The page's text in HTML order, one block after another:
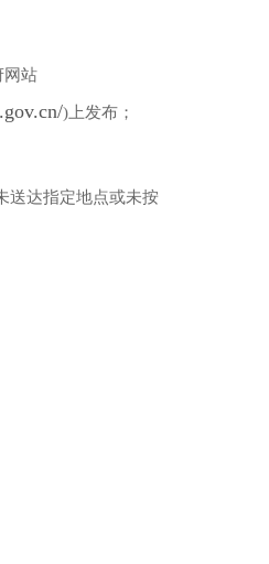
网站
)上发布；
送达指定地点或未按